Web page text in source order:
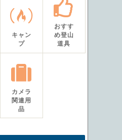
キャン
プ
おすす
め登山
道具
カメラ
関連用
品